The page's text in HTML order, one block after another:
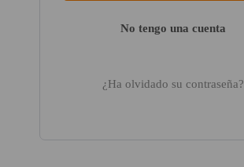
No tengo una cuenta
¿Ha olvidado su contraseña?